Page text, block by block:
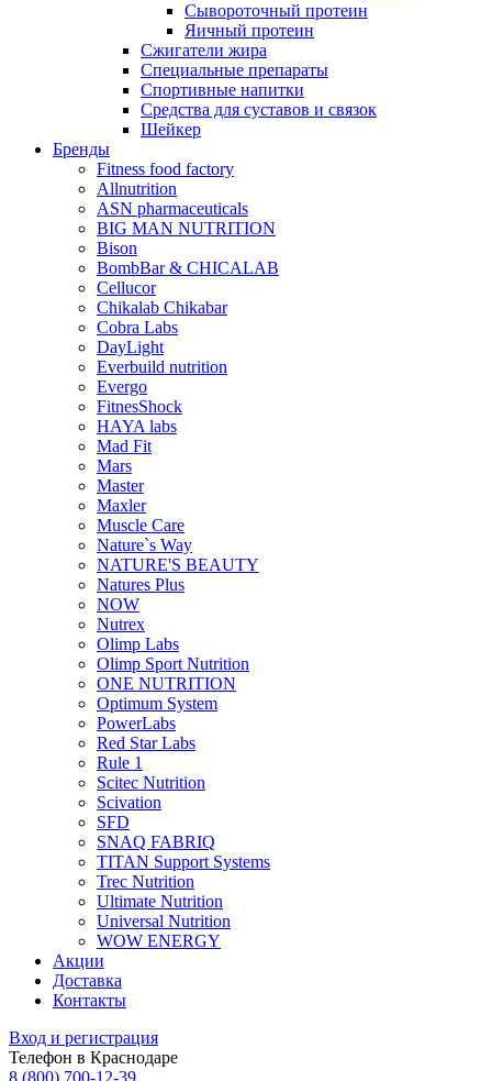
Сывороточный протеин
Яичный протеин
Сжигатели жира
Специальные препараты
Спортивные напитки
Средства для суставов и связок
Шейкер
Бренды
Fitness food factory
Allnutrition
ASN pharmaceuticals
BIG MAN NUTRITION
Bison
BombBar & CHICALAB
Cellucor
Chikalab Chikabar
Cobra Labs
DayLight
Everbuild nutrition
Evergo
FitnesShock
HAYA labs
Mad Fit
Mars
Master
Maxler
Muscle Care
Nature`s Way
NATURE'S BEAUTY
Natures Plus
NOW
Nutrex
Olimp Labs
Olimp Sport Nutrition
ONE NUTRITION
Optimum System
PowerLabs
Red Star Labs
Rule 1
Scitec Nutrition
Scivation
SFD
SNAQ FABRIQ
TITAN Support Systems
Trec Nutrition
Ultimate Nutrition
Universal Nutrition
WOW ENERGY
Акции
Доставка
Контакты
Вход и регистрация
Телефон в Краснодаре